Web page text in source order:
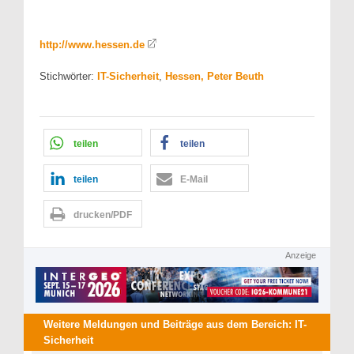
http://www.hessen.de
Stichwörter: IT-Sicherheit, Hessen, Peter Beuth
teilen teilen
teilen E-Mail
drucken/PDF
Anzeige
Weitere Meldungen und Beiträge aus dem Bereich: IT-
Sicherheit